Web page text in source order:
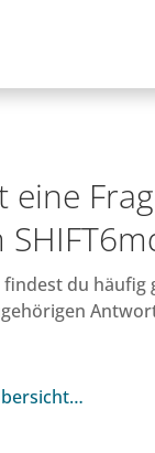
eine
du häufig